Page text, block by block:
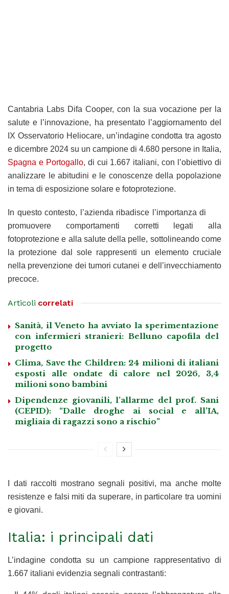
Cantabria Labs Difa Cooper, con la sua vocazione per la
salute e l’innovazione, ha presentato l’aggiornamento del
IX Osservatorio Heliocare, un’indagine condotta tra agosto
e dicembre 2024 su un campione di 4.680 persone in Italia,
Spagna e Portogallo, di cui 1.667 italiani, con l’obiettivo di
analizzare le abitudini e le conoscenze della popolazione
in tema di esposizione solare e fotoprotezione.
In questo contesto, l’azienda ribadisce l’importanza di
promuovere comportamenti corretti legati alla
fotoprotezione e alla salute della pelle, sottolineando come
la protezione dal sole rappresenti un elemento cruciale
nella prevenzione dei tumori cutanei e dell’invecchiamento
precoce.
Articoli correlati
Sanità, il Veneto ha avviato la sperimentazione
con infermieri stranieri: Belluno capofila del
progetto
Clima, Save the Children: 24 milioni di italiani
esposti alle ondate di calore nel 2026, 3,4
milioni sono bambini
Dipendenze giovanili, l’allarme del prof. Sani
(CEPID): “Dalle droghe ai social e all’IA,
migliaia di ragazzi sono a rischio”
I dati raccolti mostrano segnali positivi, ma anche molte
resistenze e falsi miti da superare, in particolare tra uomini
e giovani.
Italia: i principali dati
L’indagine condotta su un campione rappresentativo di
1.667 italiani evidenzia segnali contrastanti: